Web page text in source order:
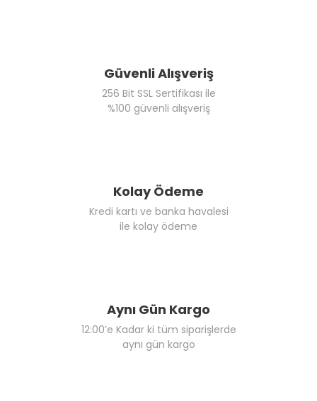
Güvenli Alışveriş
256 Bit SSL Sertifikası ile
%100 güvenli alışveriş
Kolay Ödeme
Kredi kartı ve banka havalesi
ile kolay ödeme
Aynı Gün Kargo
12:00’e Kadar ki tüm siparişlerde
aynı gün kargo